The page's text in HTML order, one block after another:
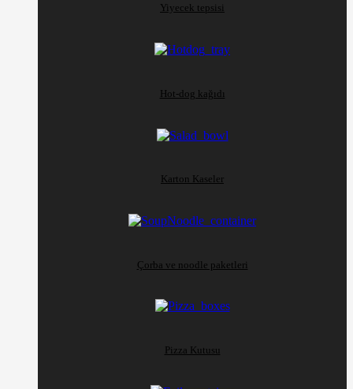
Yiyecek tepsisi
Hot-dog kağıdı
Karton Kaseler
Çorba ve noodle paketleri
Pizza Kutusu